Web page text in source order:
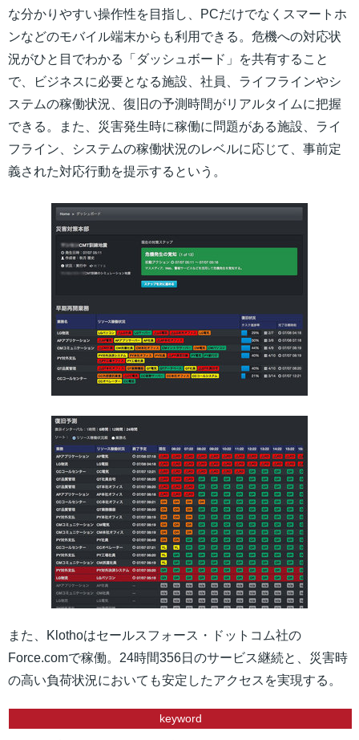
な分かりやすい操作性を目指し、PCだけでなくスマートホ
ンなどのモバイル端末からも利用できる。危機への対応状
況がひと目でわかる「ダッシュボード」を共有すること
で、ビジネスに必要となる施設、社員、ライフラインやシ
ステムの稼働状況、復旧の予測時間がリアルタイムに把握
できる。また、災害発生時に稼働に問題がある施設、ライ
フライン、システムの稼働状況のレベルに応じて、事前定
義された対応行動を提示するという。
また、Klothoはセールスフォース・ドットコム社の
Force.comで稼働。24時間356日のサービス継続と、災害時
の高い負荷状況においても安定したアクセスを実現する。
keyword